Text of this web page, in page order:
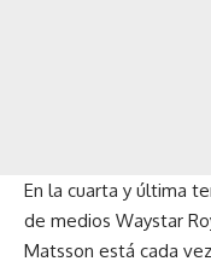
En la cuarta y última
de medios Waystar
Matsson está cada